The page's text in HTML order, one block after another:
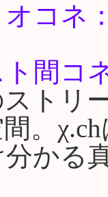
コネ：
間コ
トリ
。
かる